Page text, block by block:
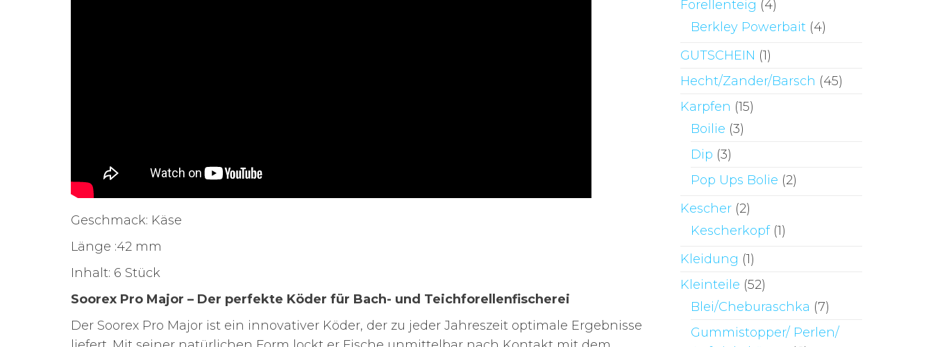
Geschmack: Käse
Länge :42 mm
Inhalt: 6 Stück
Soorex Pro Major – Der perfekte Köder für Bach- und Teichforellenfischerei
Der Soorex Pro Major ist ein innovativer Köder, der zu jeder Jahreszeit optimale Ergebnisse
Forellenteig (4)
Berkley Powerbait (4)
GUTSCHEIN (1)
Hecht/Zander/Barsch (45)
Karpfen (15)
Boilie (3)
Dip (3)
Pop Ups Bolie (2)
Kescher (2)
Kescherkopf (1)
Kleidung (1)
Kleinteile (52)
Blei/Cheburaschka (7)
Gummistopper/ Perlen/